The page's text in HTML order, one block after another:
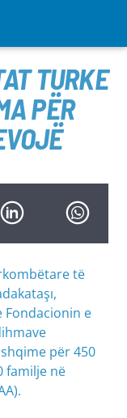
TURKE
PËR
të
Fondacionin e
për 450
familje në